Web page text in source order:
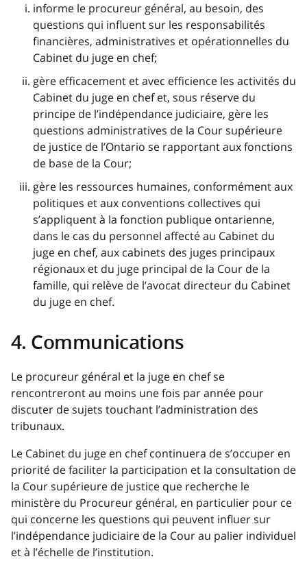
informe le procureur général, au besoin, des
questions qui influent sur les responsabilités
financières, administratives et opérationnelles du
Cabinet du juge en chef;
gère efficacement et avec efficience les activités du
Cabinet du juge en chef et, sous réserve du
principe de l’indépendance judiciaire, gère les
questions administratives de la Cour supérieure
de justice de l’Ontario se rapportant aux fonctions
de base de la Cour;
gère les ressources humaines, conformément aux
politiques et aux conventions collectives qui
s’appliquent à la fonction publique ontarienne,
dans le cas du personnel affecté au Cabinet du
juge en chef, aux cabinets des juges principaux
régionaux et du juge principal de la Cour de la
famille, qui relève de l’avocat directeur du Cabinet
du juge en chef.
4. Communications
Le procureur général et la juge en chef se
rencontreront au moins une fois par année pour
discuter de sujets touchant l’administration des
tribunaux.
Le Cabinet du juge en chef continuera de s’occuper en
priorité de faciliter la participation et la consultation de
la Cour supérieure de justice que recherche le
ministère du Procureur général, en particulier pour ce
qui concerne les questions qui peuvent influer sur
l’indépendance judiciaire de la Cour au palier individuel
et à l’échelle de l’institution.